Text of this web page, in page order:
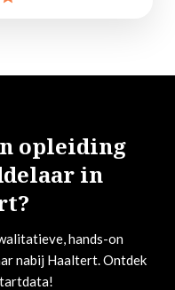
opleiding
in
hands-on
nabij Haaltert. Ontdek